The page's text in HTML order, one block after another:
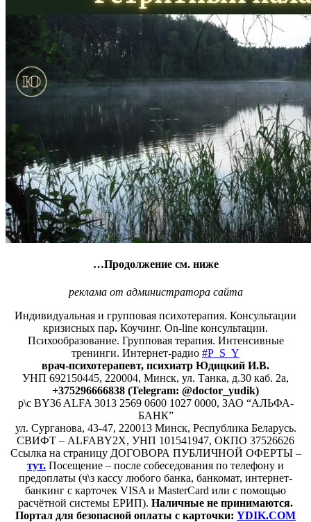
…Продолжение см. ниже
реклама от администратора сайта
Индивидуальная и групповая психотерапия. Консультации
кризисных пар. Коучинг. On-line консультации.
Психообразование. Групповая терапия. Интенсивные
тренинги. Интернет-радио #P_S_Y
врач-психотерапевт, психиатр Юдицкий И.В.
УНП 692150445, 220004, Минск, ул. Танка, д.30 каб. 2а,
+375296666838 (Telegram: @doctor_yudik)
р\с BY36 ALFA 3013 2569 0600 1027 0000, ЗАО “АЛЬФА-
БАНК”
ул. Сурганова, 43-47, 220013 Минск, Республика Беларусь.
СВИФТ – ALFABY2X, УНП 101541947, ОКПО 37526626
Ссылка на страницу ДОГОВОРА ПУБЛИЧНОЙ ОФЕРТЫ –
тут. Посещение – после собеседования по телефону и
предоплаты (ч\з кассу любого банка, банкомат, интернет-
банкинг с карточек VISA и MasterCard или с помощью
расчётной системы ЕРИП). Наличные не принимаются.
Портал для безопасной оплаты с карточки: YDIK.COM